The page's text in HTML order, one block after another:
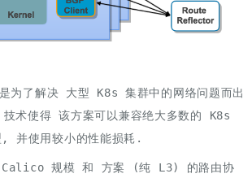
了解决 大型 K8s 集群中的网络问题而出
术使得 该方案可以兼容绝大多数的 K8s
, 并使用较小的性能损耗.
Calico 规模 和 方案 (纯 L3) 的路由协